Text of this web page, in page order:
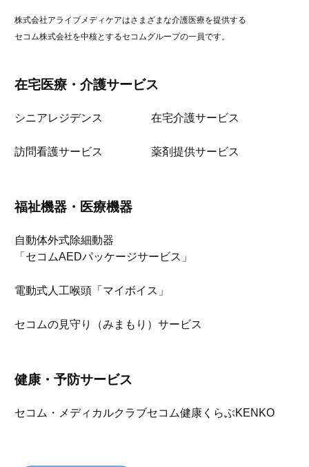
株式会社アライブメディケアはさまざまな介護医療を提供する
セコム株式会社を中核とするセコムグループの一員です。
在宅医療・介護サービス
シニアレジデンス 在宅介護サービス
訪問看護サービス 薬剤提供サービス
福祉機器・医療機器
自動体外式除細動器
「セコムAEDパッケージサービス」
電動式人工喉頭「マイボイス」
セコムの見守り（みまもり）サービス
健康・予防サービス
セコム・メディカルクラブセコム健康くらぶKENKO